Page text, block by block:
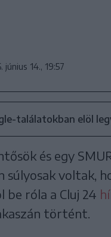
június 14., 19:57
találatokban elöl
és egy
súlyosak voltak,
be róla a Cluj 24
történt.